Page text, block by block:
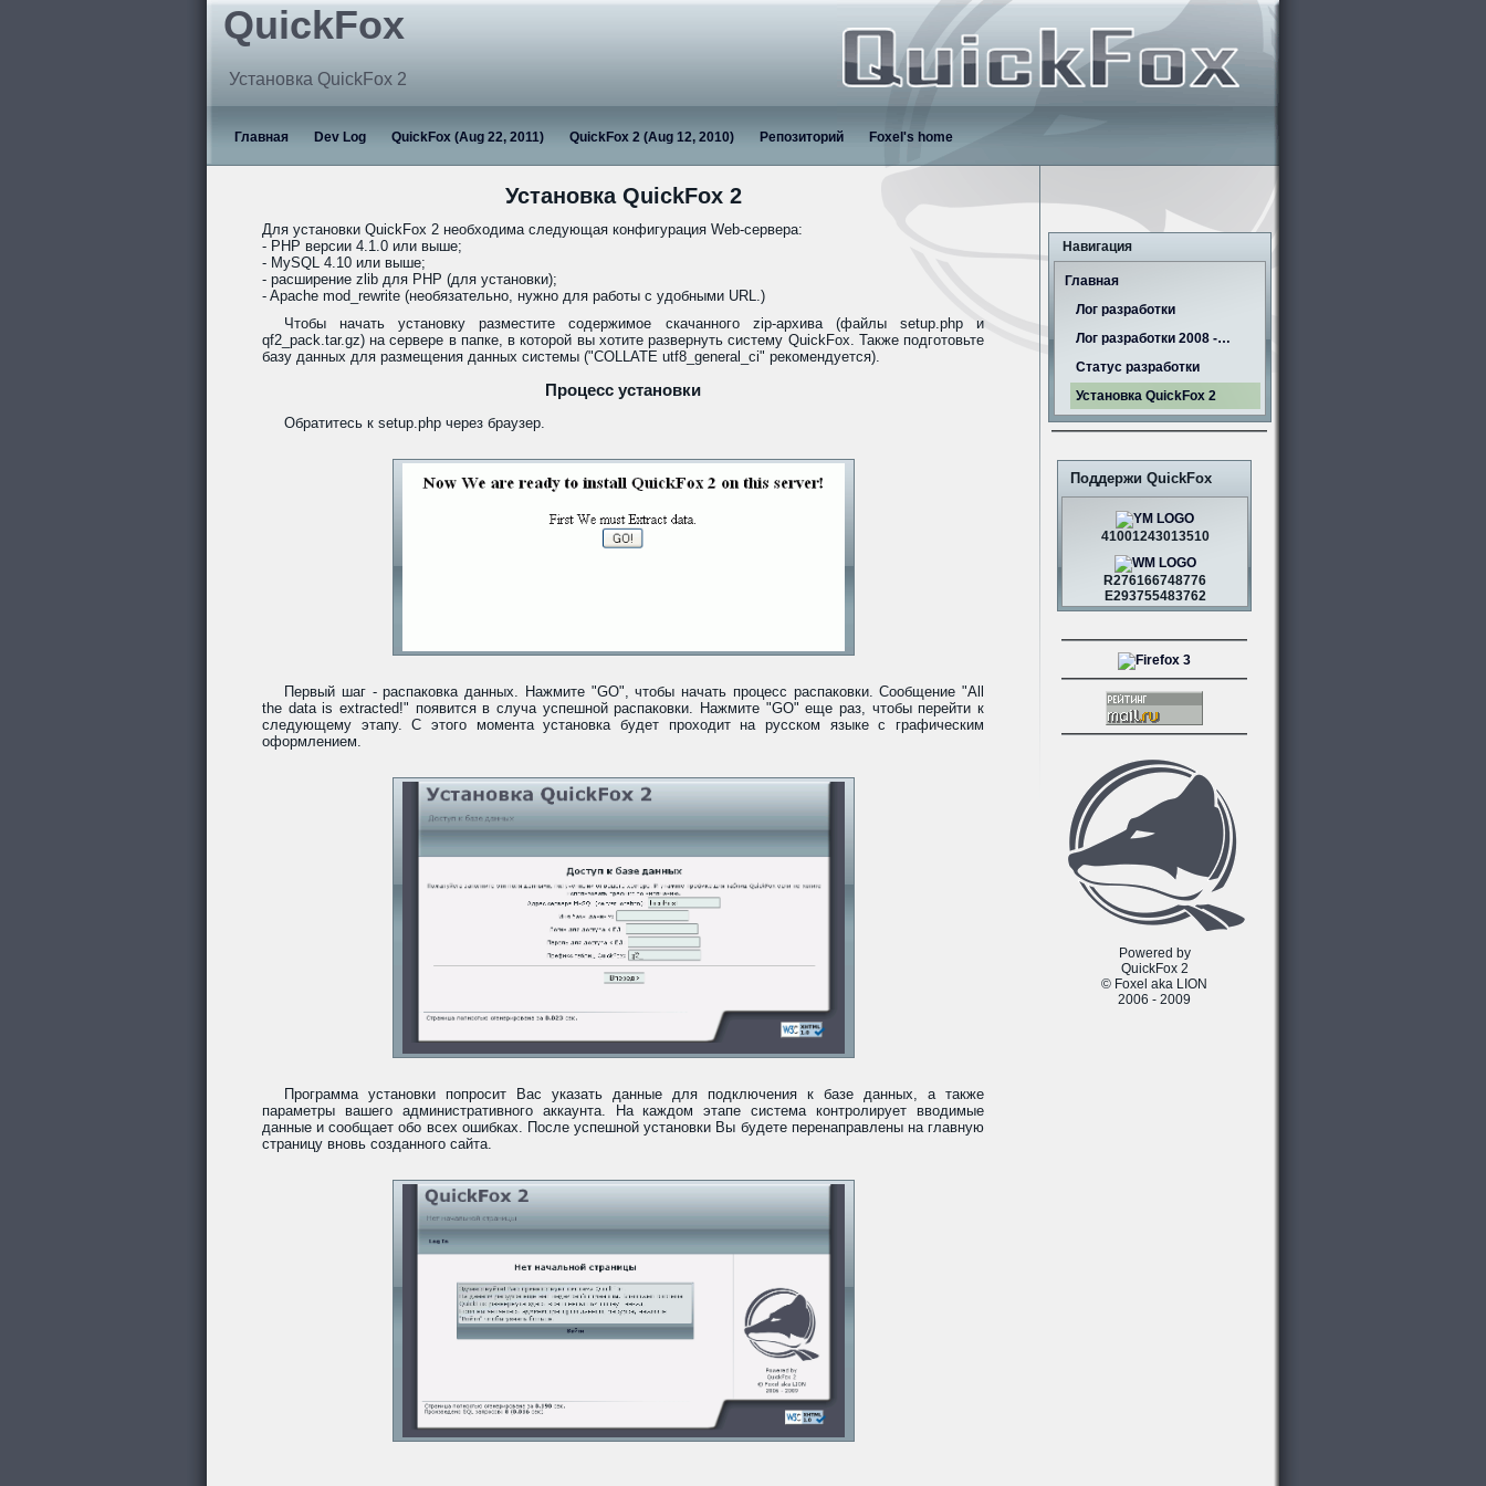
QuickFox
Установка QuickFox 2
Главная Dev Log QuickFox (Aug 22, 2011) QuickFox 2 (Aug 12, 2010) Репозиторий Foxel's home
Установка QuickFox 2
Для установки QuickFox 2 необходима следующая конфигурация Web-сервера:
- PHP версии 4.1.0 или выше;
- MySQL 4.10 или выше;
- расширение zlib для PHP (для установки);
- Apache mod_rewrite (необязательно, нужно для работы с удобными URL.)
Чтобы начать установку разместите содержимое скачанного zip-архива (файлы setup.php и
qf2_pack.tar.gz) на сервере в папке, в которой вы хотите развернуть систему QuickFox. Также подготовьте
базу данных для размещения данных системы ("COLLATE utf8_general_ci" рекомендуется).
Процесс установки
Обратитесь к setup.php через браузер.
Первый шаг - распаковка данных. Нажмите "GO", чтобы начать процесс распаковки. Сообщение "All
the data is extracted!" появится в случа успешной распаковки. Нажмите "GO" еще раз, чтобы перейти к
следующему этапу. С этого момента установка будет проходит на русском языке с графическим
оформлением.
Программа установки попросит Вас указать данные для подключения к базе данных, а также
параметры вашего административного аккаунта. На каждом этапе система контролирует вводимые
данные и сообщает обо всех ошибках. После успешной установки Вы будете перенаправлены на главную
страницу вновь созданного сайта.
Навигация
Главная
Лог разработки
Лог разработки 2008 -…
Статус разработки
Установка QuickFox 2
Поддержи QuickFox
41001243013510
R276166748776
E293755483762
Powered by
QuickFox 2
© Foxel aka LION
2006 - 2009